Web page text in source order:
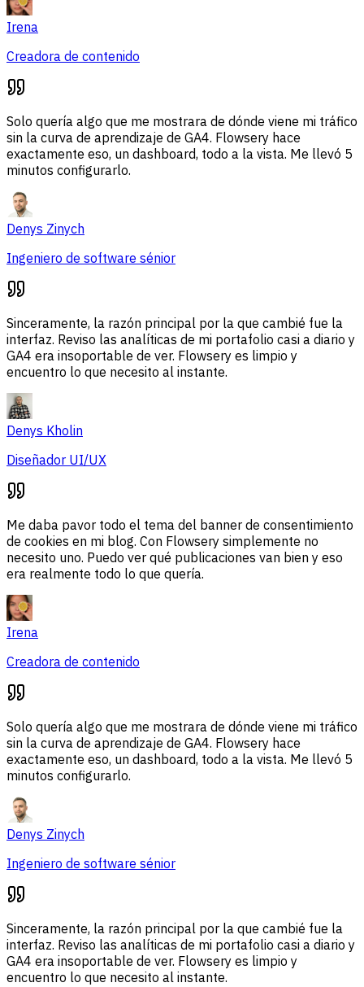
Irena
Creadora de contenido
Solo quería algo que me mostrara de dónde viene mi tráfico
sin la curva de aprendizaje de GA4. Flowsery hace
exactamente eso, un dashboard, todo a la vista. Me llevó 5
minutos configurarlo.
Denys Zinych
Ingeniero de software sénior
Sinceramente, la razón principal por la que cambié fue la
interfaz. Reviso las analíticas de mi portafolio casi a diario y
GA4 era insoportable de ver. Flowsery es limpio y
encuentro lo que necesito al instante.
Denys Kholin
Diseñador UI/UX
Me daba pavor todo el tema del banner de consentimiento
de cookies en mi blog. Con Flowsery simplemente no
necesito uno. Puedo ver qué publicaciones van bien y eso
era realmente todo lo que quería.
Irena
Creadora de contenido
Solo quería algo que me mostrara de dónde viene mi tráfico
sin la curva de aprendizaje de GA4. Flowsery hace
exactamente eso, un dashboard, todo a la vista. Me llevó 5
minutos configurarlo.
Denys Zinych
Ingeniero de software sénior
Sinceramente, la razón principal por la que cambié fue la
interfaz. Reviso las analíticas de mi portafolio casi a diario y
GA4 era insoportable de ver. Flowsery es limpio y
encuentro lo que necesito al instante.